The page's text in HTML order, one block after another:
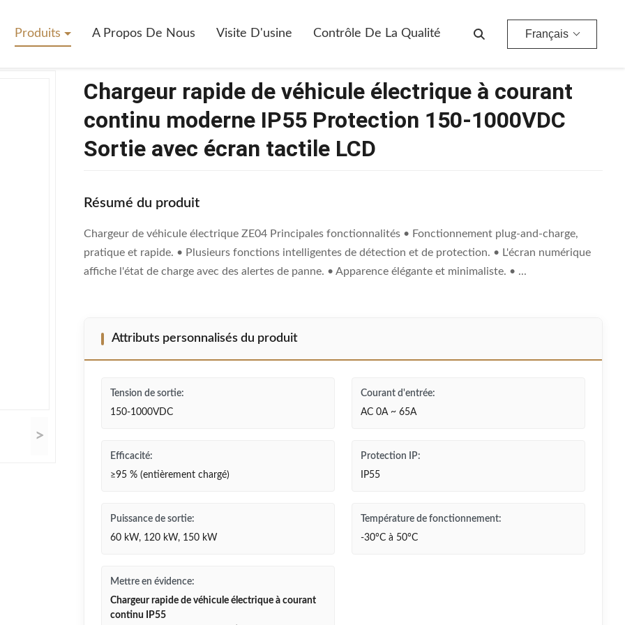
Produits A Propos De Nous Visite D'usine Contrôle De La Qualité Français
Chargeur Rapide De Véhicule Électrique À Courant Continu Moderne IP55 Protection 150-1000VDC Sortie Avec Écran Tactile LCD
>
Chargeur rapide de véhicule électrique à courant
continu moderne IP55 Protection 150-1000VDC
Sortie avec écran tactile LCD
Résumé du produit
Chargeur de véhicule électrique ZE04 Principales fonctionnalités • Fonctionnement plug-and-charge,
pratique et rapide. • Plusieurs fonctions intelligentes de détection et de protection. • L'écran numérique
affiche l'état de charge avec des alertes de panne. • Apparence élégante et minimaliste. • ...
Attributs personnalisés du produit
Tension de sortie:
150-1000VDC
Courant d'entrée:
AC 0A ~ 65A
Efficacité:
≥95 % (entièrement chargé)
Protection IP:
IP55
Puissance de sortie:
60 kW, 120 kW, 150 kW
Température de fonctionnement:
-30°C à 50°C
Mettre en évidence:
Chargeur rapide de véhicule électrique à courant
continu IP55